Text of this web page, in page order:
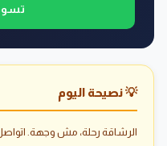
💡 نصيحة اليوم
الرشاقة رحلة، مش وجهة.